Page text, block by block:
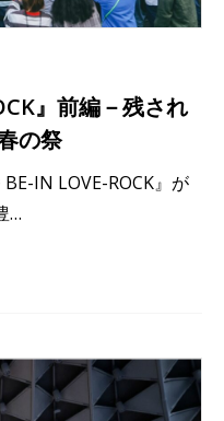
』前編－残され
の祭
IN LOVE-ROCK』が
…